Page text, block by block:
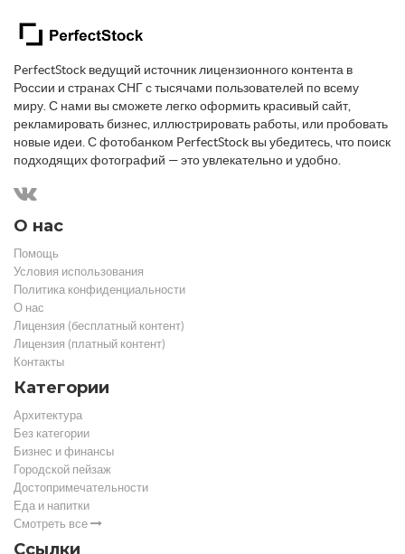
PerfectStock ведущий источник лицензионного контента в
России и странах СНГ с тысячами пользователей по всему
миру. С нами вы сможете легко оформить красивый сайт,
рекламировать бизнес, иллюстрировать работы, или пробовать
новые идеи. С фотобанком PerfectStock вы убедитесь, что поиск
подходящих фотографий — это увлекательно и удобно.
О нас
Помощь
Условия использования
Политика конфиденциальности
О нас
Лицензия (бесплатный контент)
Лицензия (платный контент)
Контакты
Категории
Архитектура
Без категории
Бизнес и финансы
Городской пейзаж
Достопримечательности
Еда и напитки
Смотреть все
Ссылки